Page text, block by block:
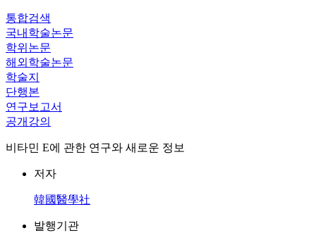
통합검색
국내학술논문
학위논문
해외학술논문
학술지
단행본
연구보고서
공개강의
비타민 E에 관한 연구와 새로운 정보
저자
韓國醫學社
발행기관